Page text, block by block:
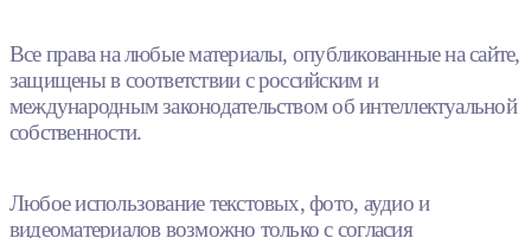
Все права на любые материалы, опубликованные на сайте,
защищены в соответствии с российским и
международным законодательством об интеллектуальной
собственности.
Любое использование текстовых, фото, аудио и
видеоматериалов возможно только с согласия